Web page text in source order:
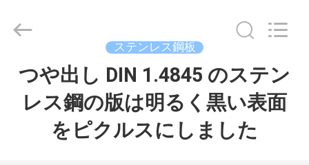
家
JIANGSU
LIMITED.
Reserved.
ステンレス鋼板
つや出し DIN 1.4845 のステン
レス鋼の版は明るく黒い表面
をピクルスにしました